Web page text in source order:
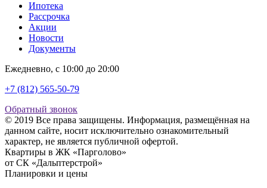
Ипотека
Рассрочка
Акции
Новости
Документы
Ежедневно, с 10:00 до 20:00
+7 (812) 565-50-79
Обратный звонок
© 2019 Все права защищены. Информация, размещённая на
данном сайте, носит исключительно ознакомительный
характер, не является публичной офертой.
Квартиры в ЖК «Парголово»
от СК «Дальптерстрой»
Планировки и цены